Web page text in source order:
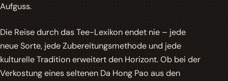
Aufguss.
Die Reise durch das Tee-Lexikon endet nie – jede
neue Sorte, jede Zubereitungsmethode und jede
kulturelle Tradition erweitert den Horizont. Ob bei der
Verkostung eines seltenen Da Hong Pao aus den